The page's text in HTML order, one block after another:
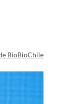
BioBioChile